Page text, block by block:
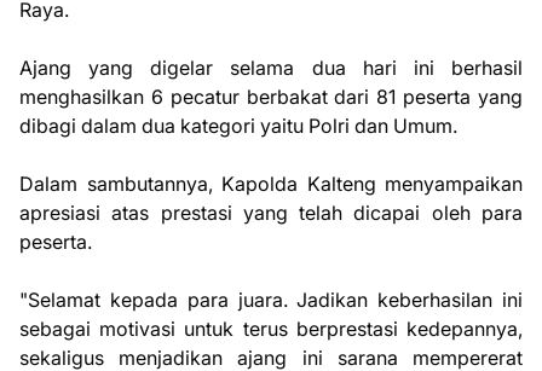
Raya.
Ajang yang digelar selama dua hari ini berhasil
menghasilkan 6 pecatur berbakat dari 81 peserta yang
dibagi dalam dua kategori yaitu Polri dan Umum.
Dalam sambutannya, Kapolda Kalteng menyampaikan
apresiasi atas prestasi yang telah dicapai oleh para
peserta.
"Selamat kepada para juara. Jadikan keberhasilan ini
sebagai motivasi untuk terus berprestasi kedepannya,
sekaligus menjadikan ajang ini sarana mempererat